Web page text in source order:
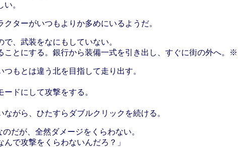
。
ターがいつもよりか多めにいるようだ。
、武装をなにもしていない。
ことにする。銀行から装備一式を引き出し、すぐに街の外へ。※
もとは違う北を目指して走り出す。
ドにして攻撃をする。
がら、ひたすらダブルクリックを続ける。
だが、全然ダメージをくらわない。
で攻撃をくらわないんだろ？」